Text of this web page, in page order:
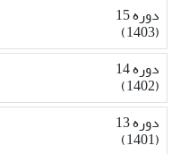
دوره 15
(1403)
دوره 14
(1402)
دوره 13
(1401)